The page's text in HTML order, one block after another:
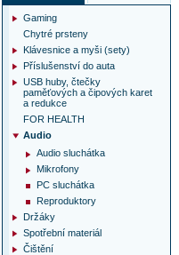
Gaming
Chytré prsteny
Klávesnice a myši (sety)
Příslušenství do auta
USB huby, čtečky
paměťových a čipových karet
a redukce
FOR HEALTH
Audio
Audio sluchátka
Mikrofony
PC sluchátka
Reproduktory
Držáky
Spotřební materiál
Čištění